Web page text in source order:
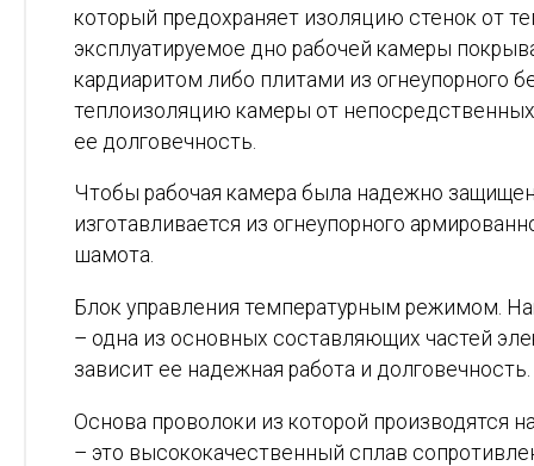
который предохраняет изоляцию стенок от
эксплуатируемое дно рабочей камеры
кардиаритом либо плитами из огнеупорного
теплоизоляцию камеры от
ее долговечность.
Чтобы рабочая камера была надежно
изготавливается из огнеупорного
шамота.
Блок управления температурным режимом.
– одна из основных составляющих частей
зависит ее надежная работа и долговечность.
Основа проволоки из которой производятся
– это высококачественный сплав